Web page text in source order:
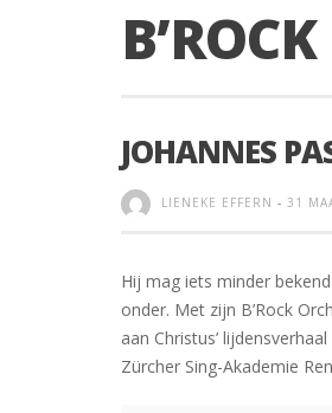
JOHANNES
LIENEKE EFFERN - 31
Hij mag iets minder
onder. Met zijn B’Rock
aan Christus’
Zürcher Sing-Akademie